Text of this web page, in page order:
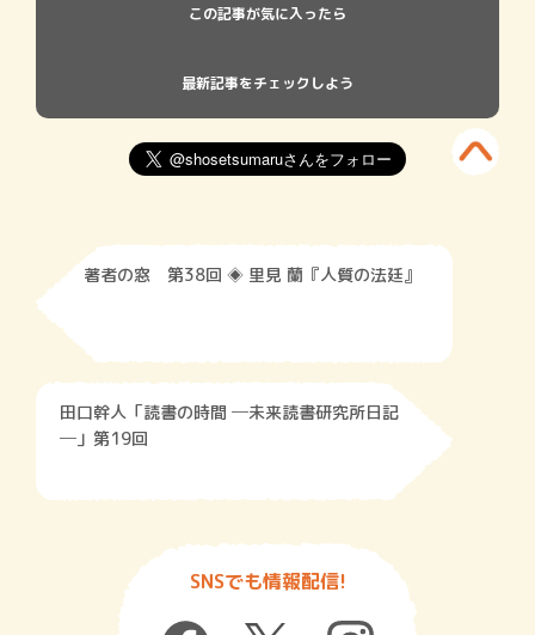
この記事が気に入ったら
最新記事をチェックしよう
著者の窓 第38回 ◈ 里見 蘭『人質の法廷』
田口幹人「読書の時間 ─未来読書研究所日記
─」第19回
SNSでも情報配信!